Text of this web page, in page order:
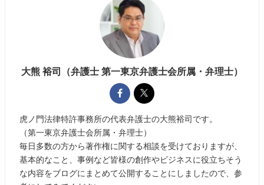
大熊 裕司（弁護士 第一東京弁護士会所属・弁理士）
虎ノ門法律特許事務所の代表弁護士の大熊裕司です。
（第一東京弁護士会所属・弁理士）
毎日多数の方から著作権に関する相談を受けておりますが、
基本的なこと、事例など皆様の創作やビジネスに役立ちそう
な内容をブログにまとめて公開することにしましたので、参